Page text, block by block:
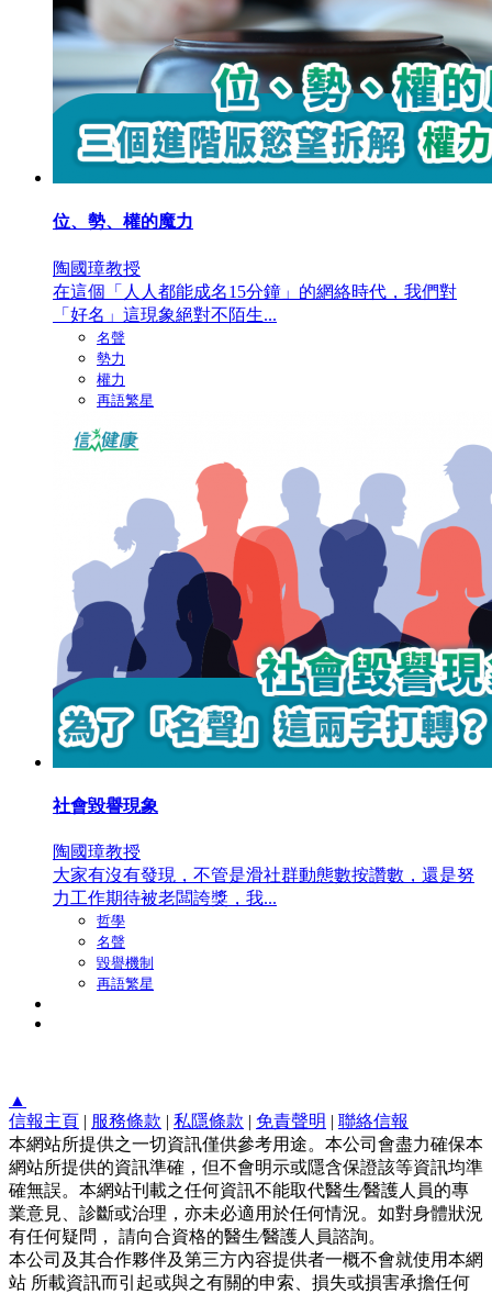
位、勢、權的魔力
陶國璋教授
在這個「人人都能成名15分鐘」的網絡時代，我們對
「好名」這現象絕對不陌生...
名聲
勢力
權力
再語繁星
社會毀譽現象
陶國璋教授
大家有沒有發現，不管是滑社群動態數按讚數，還是努
力工作期待被老闆誇獎，我...
哲學
名聲
毀譽機制
再語繁星
▲
信報主頁 | 服務條款 | 私隱條款 | 免責聲明 | 聯絡信報
本網站所提供之一切資訊僅供參考用途。本公司會盡力確保本
網站所提供的資訊準確，但不會明示或隱含保證該等資訊均準
確無誤。本網站刊載之任何資訊不能取代醫生∕醫護人員的專
業意見、診斷或治理，亦未必適用於任何情況。如對身體狀況
有任何疑問， 請向合資格的醫生∕醫護人員諮詢。
本公司及其合作夥伴及第三方內容提供者一概不會就使用本網
站 所載資訊而引起或與之有關的申索、損失或損害承擔任何